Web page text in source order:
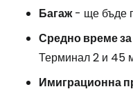
Багаж- ще бъде
Средно време
Терминал 2 и 45
Имиграционна